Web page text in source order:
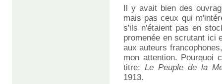
Il y avait bien des
mais pas ceux qui
s'ils n'étaient pas en
promenée en scrutant ici
aux auteurs
mon attention. Pourquoi
titre: Le Peuple de la
1913.